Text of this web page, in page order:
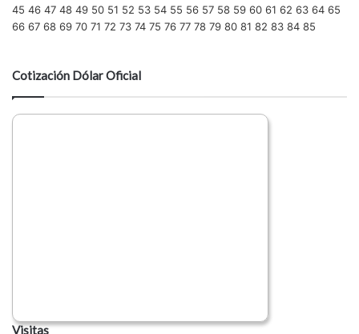
45 46 47 48 49 50 51 52 53 54 55 56 57 58 59 60 61 62 63 64 65
66 67 68 69 70 71 72 73 74 75 76 77 78 79 80 81 82 83 84 85
Cotización Dólar Oficial
Visitas